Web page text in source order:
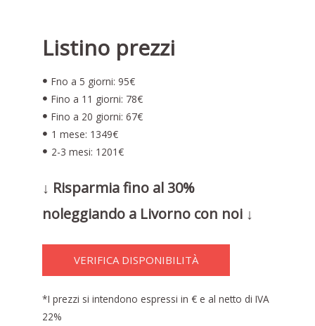
Listino prezzi
Fno a 5 giorni: 95€
Fino a 11 giorni: 78€
Fino a 20 giorni: 67€
1 mese: 1349€
2-3 mesi: 1201€
↓ Risparmia fino al 30%
noleggiando a Livorno con noi ↓
VERIFICA DISPONIBILITÀ
*I prezzi si intendono espressi in € e al netto di IVA
22%